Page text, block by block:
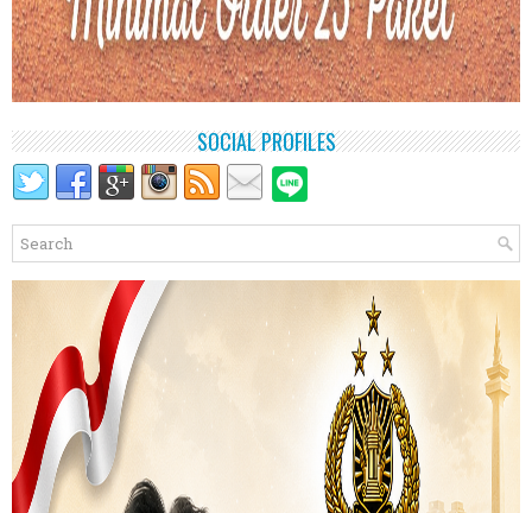
SOCIAL PROFILES